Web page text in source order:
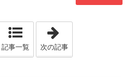
「V.64 カーテン」
記事一覧 次の記事